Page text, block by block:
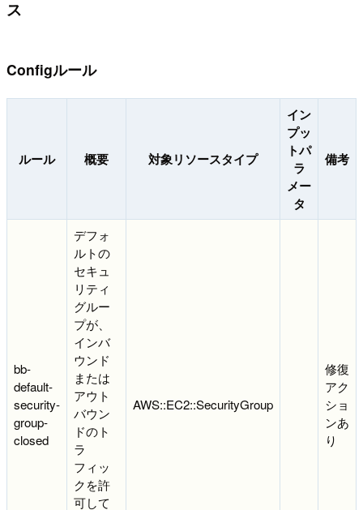
ス
Configルール
ルール 概要 対象リソースタイプ
イン
プッ
トパ
ラ
メー
タ
備考
bb-
default-
security-
group-
closed
デフォ
ルトの
セキュ
リティ
グルー
プが、
インバ
ウンド
または
アウト
バウン
ドのト
ラ
フィッ
クを許
可して
AWS::EC2::SecurityGroup
修復
アク
ショ
ンあ
り